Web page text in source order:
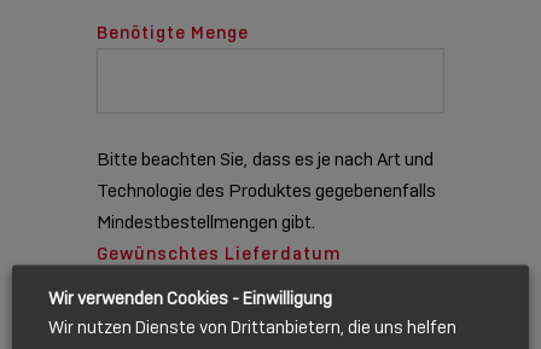
Benötigte Menge
Bitte beachten Sie, dass es je nach Art und
Technologie des Produktes gegebenenfalls
Mindestbestellmengen gibt.
Gewünschtes Lieferdatum
Wir verwenden Cookies - Einwilligung
Wir nutzen Dienste von Drittanbietern, die uns helfen